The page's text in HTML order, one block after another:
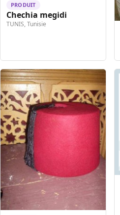
PRODUIT
Chechia megidi
TUNIS, Tunisie